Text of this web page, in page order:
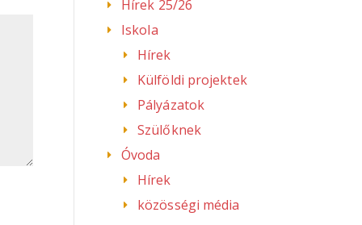
Hírek 25/26
Iskola
Hírek
Külföldi projektek
Pályázatok
Szülőknek
Óvoda
Hírek
közösségi média